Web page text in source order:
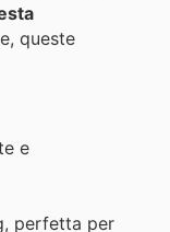
queste
e
perfetta per